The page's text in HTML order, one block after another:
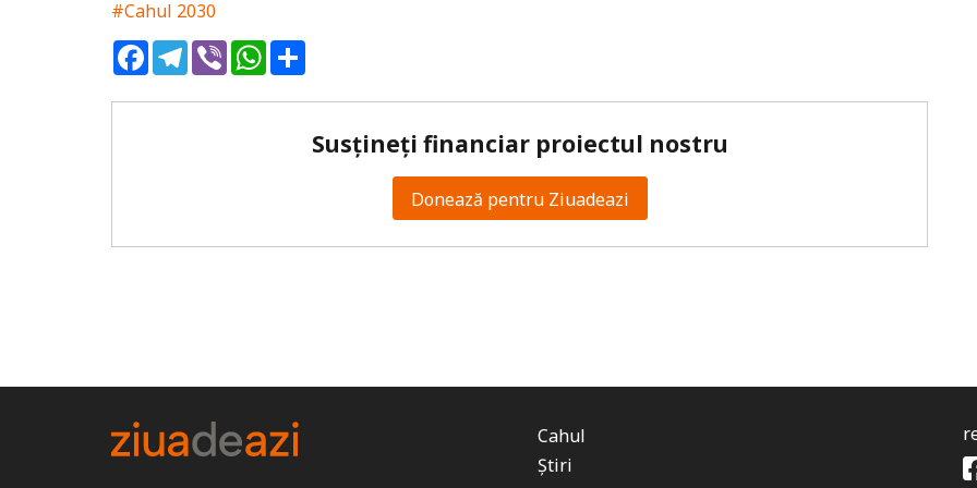
#Cahul 2030
FacebookTelegram
ViberWhatsApp
Susțineți financiar proiectul nostru
Donează pentru Ziuadeazi
Cahul
Știri